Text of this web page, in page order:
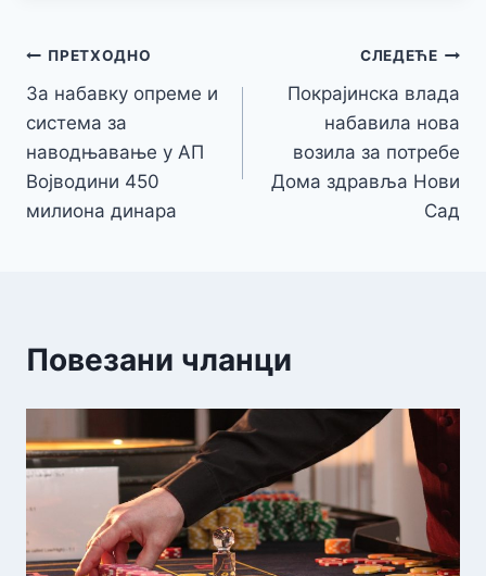
Кретање
чланка
ПРЕТХОДНО
За набавку опреме и
система за
наводњавање у АП
Војводини 450
милиона динара
СЛЕДЕЋЕ
Покрајинска влада
набавила нова
возила за потребе
Дома здравља Нови
Сад
Повезани чланци